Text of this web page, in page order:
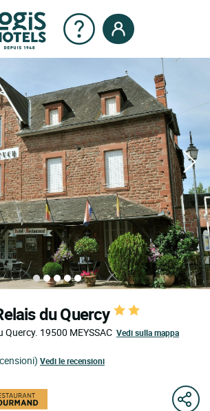
du Quercy
Quercy. 19500 MEYSSAC Vedi sulla mappa
Vedi le recensioni